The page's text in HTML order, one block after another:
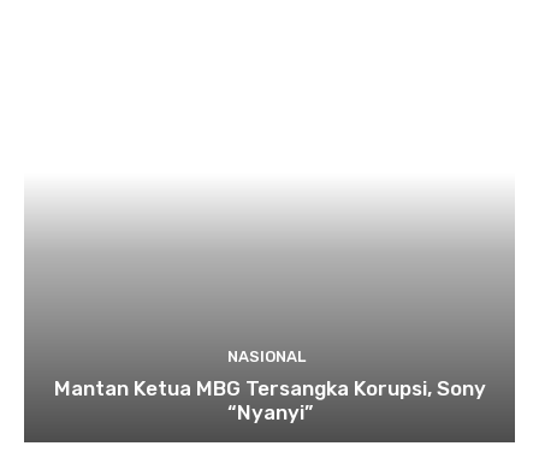
NASIONAL
Mantan Ketua MBG Tersangka Korupsi, Sony
“Nyanyi”